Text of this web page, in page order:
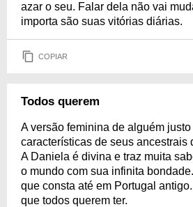
azar o seu. Falar dela não vai
importa são suas vitórias diárias.
COPIAR
Todos querem
A versão feminina de alguém justo
características de seus ancestrais
A Daniela é divina e traz muita
o mundo com sua infinita
que consta até em Portugal
que todos querem ter.